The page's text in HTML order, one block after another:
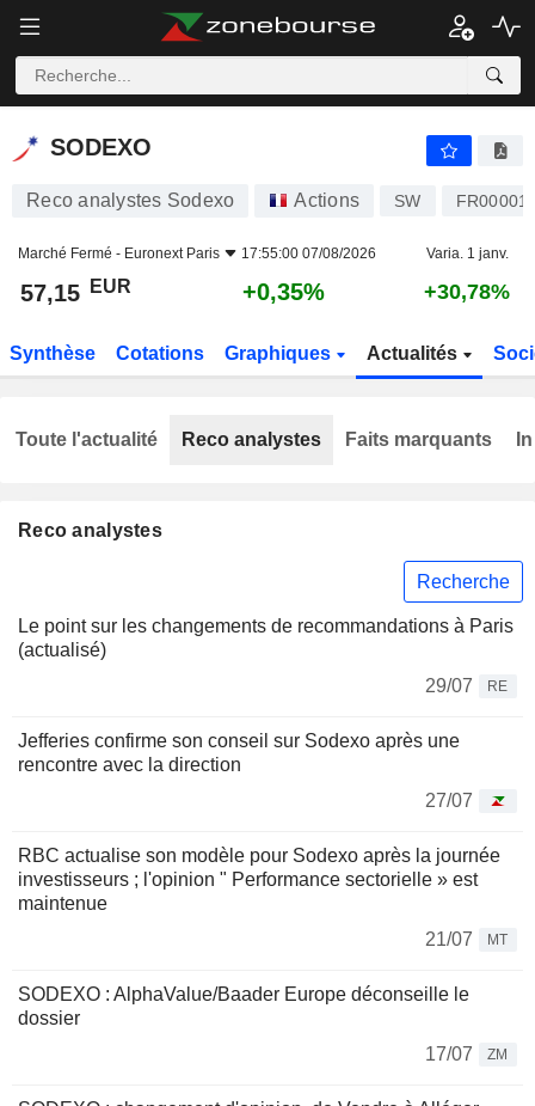
SODEXO
SODEXO
Reco analystes Sodexo Actions SW
Marché Fermé - Euronext Paris 17:55:00 07/08/2026 Varia. 1 janv.
57,15 EUR +0,35% +30,78%
Synthèse Cotations Graphiques Actualités
Reco analystes
Recherche
Le point sur les changements de recommandations à Paris
(actualisé)
29/07
RE
Jefferies confirme son conseil sur Sodexo après une
rencontre avec la direction
27/07
RBC actualise son modèle pour Sodexo après la journée
investisseurs ; l'opinion " Performance sectorielle » est
maintenue
21/07
MT
SODEXO : AlphaValue/Baader Europe déconseille le
dossier
17/07
ZM
Toute l'actualité Reco analystes Faits marquants